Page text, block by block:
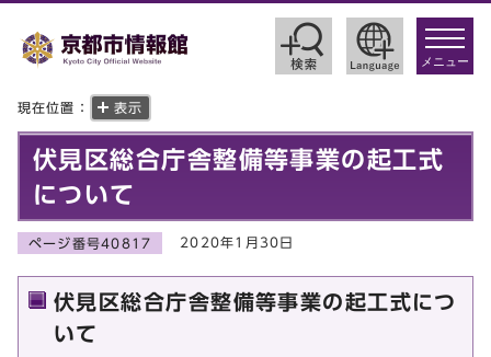
toggle
メニュー
現在位置： 表示
伏見区総合庁舎整備等事業の起工式
について
ページ番号40817 2020年1月30日
伏見区総合庁舎整備等事業の起工式につ
いて